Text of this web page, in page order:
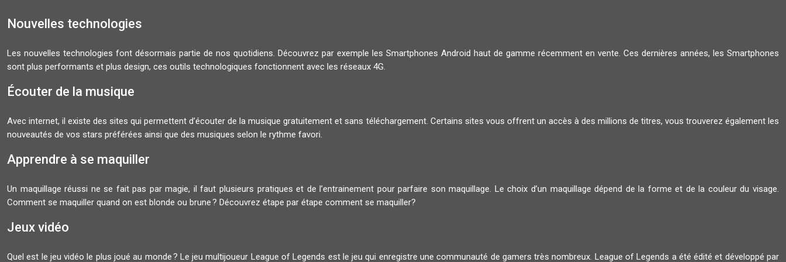
Nouvelles technologies
Les nouvelles technologies font désormais partie de nos quotidiens. Découvrez par exemple les Smartphones Android haut de gamme récemment en vente. Ces dernières années, les Smartphones
sont plus performants et plus design, ces outils technologiques fonctionnent avec les réseaux 4G.
Écouter de la musique
Avec internet, il existe des sites qui permettent d’écouter de la musique gratuitement et sans téléchargement. Certains sites vous offrent un accès à des millions de titres, vous trouverez également les
nouveautés de vos stars préférées ainsi que des musiques selon le rythme favori.
Apprendre à se maquiller
Un maquillage réussi ne se fait pas par magie, il faut plusieurs pratiques et de l’entrainement pour parfaire son maquillage. Le choix d’un maquillage dépend de la forme et de la couleur du visage.
Comment se maquiller quand on est blonde ou brune ? Découvrez étape par étape comment se maquiller?
Jeux vidéo
Quel est le jeu vidéo le plus joué au monde ? Le jeu multijoueur League of Legends est le jeu qui enregistre une communauté de gamers très nombreux. League of Legends a été édité et développé par